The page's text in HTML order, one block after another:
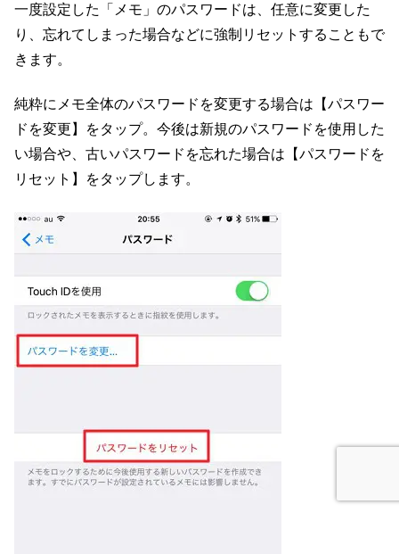
一度設定した「メモ」のパスワードは、任意に変更した
り、忘れてしまった場合などに強制リセットすることもで
きます。
純粋にメモ全体のパスワードを変更する場合は【パスワー
ドを変更】をタップ。今後は新規のパスワードを使用した
い場合や、古いパスワードを忘れた場合は【パスワードを
リセット】をタップします。